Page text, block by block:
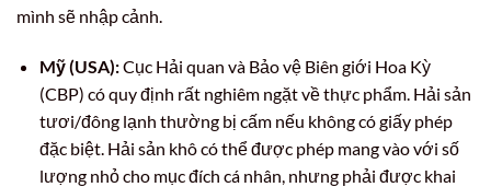
mình sẽ nhập cảnh.
Mỹ (USA):Cục Hải quan và Bảo vệ Biên giới Hoa Kỳ
(CBP) có quy định rất nghiêm ngặt về thực phẩm. Hải sản
tươi/đông lạnh thường bị cấm nếu không có giấy phép
đặc biệt. Hải sản khô có thể được phép mang vào với số
lượng nhỏ cho mục đích cá nhân, nhưng phải được khai